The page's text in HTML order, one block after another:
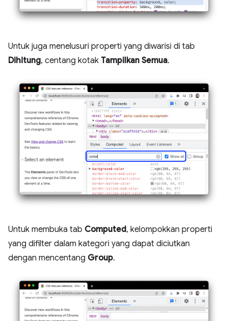
Untuk juga menelusuri properti yang diwarisi di tab
Dihitung, centang kotak Tampilkan Semua.
Untuk membuka tab Computed, kelompokkan properti
yang difilter dalam kategori yang dapat diciutkan
dengan mencentang Group.